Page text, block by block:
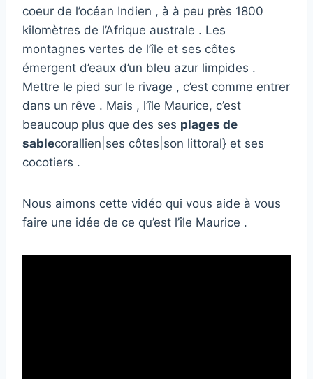
coeur de l’océan Indien , à à peu près 1800
kilomètres de l’Afrique australe . Les
montagnes vertes de l’île et ses côtes
émergent d’eaux d’un bleu azur limpides .
Mettre le pied sur le rivage , c’est comme entrer
dans un rêve . Mais , l’île Maurice, c’est
beaucoup plus que des ses plages de
sablecorallien|ses côtes|son littoral} et ses
cocotiers .
Nous aimons cette vidéo qui vous aide à vous
faire une idée de ce qu’est l’île Maurice .